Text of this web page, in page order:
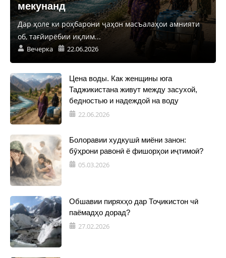
мекунанд
Дар ҳоле ки роҳбарони ҷаҳон масъалаҳои амнияти
об, тағйирёбии иқлим...
Вечерка 22.06.2026
Цена воды. Как женщины юга
Таджикистана живут между засухой,
бедностью и надеждой на воду
22.06.2026
Болоравии худкушӣ миёни занон:
бӯҳрони равонӣ ё фишорҳои иҷтимоӣ?
05.03.2026
Обшавии пиряхҳо дар Тоҷикистон чӣ
паёмадҳо дорад?
27.02.2026